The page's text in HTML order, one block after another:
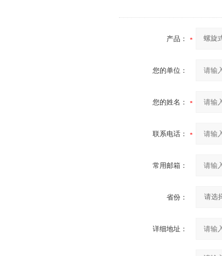
产品：
您的单位：
您的姓名：
联系电话：
常用邮箱：
省份：
详细地址：